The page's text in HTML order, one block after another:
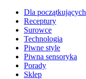
Dla początkujących
Receptury
Surowce
Technologia
Piwne style
Piwna sensoryka
Porady
Sklep